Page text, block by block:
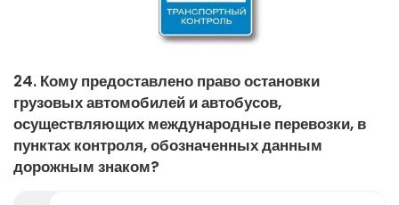
24. Кому предоставлено право остановки
грузовых автомобилей и автобусов,
осуществляющих международные перевозки, в
пунктах контроля, обозначенных данным
дорожным знаком?